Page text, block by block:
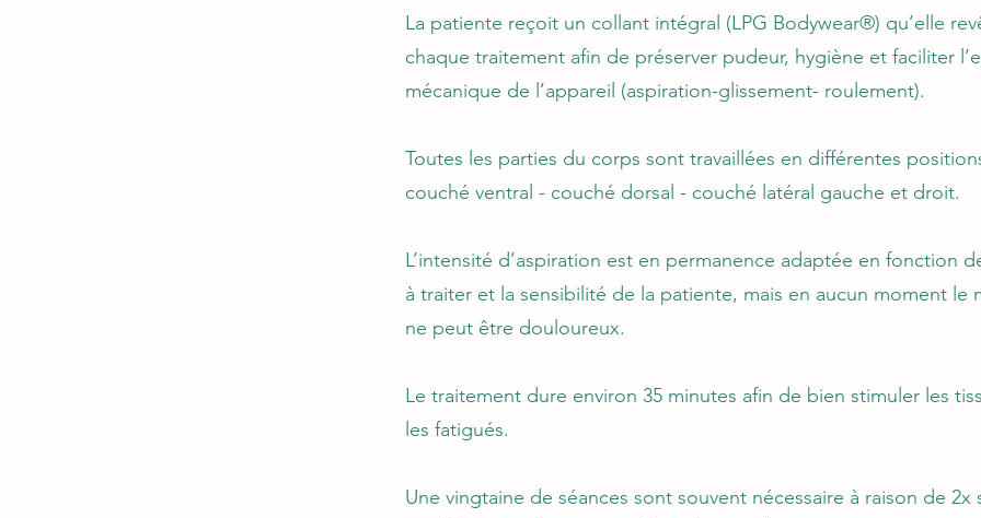
La patiente reçoit un collant intégral (LPG Bodywear®) qu’elle
chaque traitement afin de préserver pudeur, hygiène et faciliter
mécanique de l’appareil (aspiration-glissement- roulement).
Toutes les parties du corps sont travaillées en différentes
couché ventral - couché dorsal - couché latéral gauche et droit.
L’intensité d’aspiration est en permanence adaptée en fonction
à traiter et la sensibilité de la patiente, mais en aucun moment le
ne peut être douloureux.
Le traitement dure environ 35 minutes afin de bien stimuler les
les fatigués.
Une vingtaine de séances sont souvent nécessaire à raison de 2x